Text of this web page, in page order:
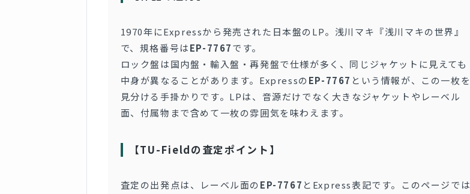
1970年にExpressから発売された日本盤のLP。浅川マキ『浅川マキの世界』
で、規格番号はEP-7767です。
ロック盤は国内盤・輸入盤・再発盤で仕様が多く、同じジャケットに見えても
中身が異なることがあります。Expressの EP-7767 という情報が、この一枚を
見分ける手掛かりです。LPは、音源だけでなく大きなジャケットやレーベル
面、付属物まで含めて一枚の雰囲気を味わえます。
【TU-Fieldの査定ポイント】
査定の出発点は、レーベル面の EP-7767 とExpress表記です。このページでは